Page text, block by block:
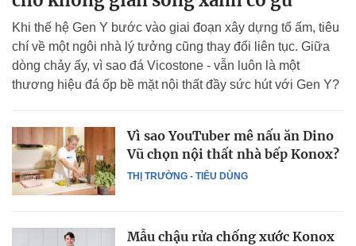
Khi thế hệ Gen Y bước vào giai đoạn xây dựng tổ ấm, tiêu
chí về một ngôi nhà lý tưởng cũng thay đổi liên tục. Giữa
dòng chảy ấy, vì sao đá Vicostone - vẫn luôn là một
thương hiệu đá ốp bề mặt nội thất đầy sức hút với Gen Y?
THỊ TRƯỜNG - TIÊU DÙNG
Vì sao YouTuber mê nấu ăn Dino
Vũ chọn nội thất nhà bếp Konox?
Mẫu chậu rửa chống xước Konox